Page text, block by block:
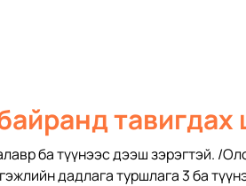
тавигдах
бa түүнээс дээш зэрэгтэй. /
дадлага туршлага 3 ба